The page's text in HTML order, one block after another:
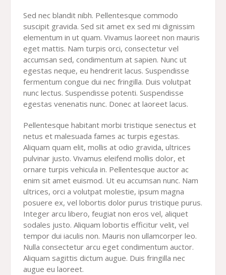
Sed nec blandit nibh. Pellentesque commodo
suscipit gravida. Sed sit amet ex sed mi dignissim
elementum in ut quam. Vivamus laoreet non mauris
eget mattis. Nam turpis orci, consectetur vel
accumsan sed, condimentum at sapien. Nunc ut
egestas neque, eu hendrerit lacus. Suspendisse
fermentum congue dui nec fringilla. Duis volutpat
nunc lectus. Suspendisse potenti. Suspendisse
egestas venenatis nunc. Donec at laoreet lacus.
Pellentesque habitant morbi tristique senectus et
netus et malesuada fames ac turpis egestas.
Aliquam quam elit, mollis at odio gravida, ultrices
pulvinar justo. Vivamus eleifend mollis dolor, et
ornare turpis vehicula in. Pellentesque auctor ac
enim sit amet euismod. Ut eu accumsan nunc. Nam
ultrices, orci a volutpat molestie, ipsum magna
posuere ex, vel lobortis dolor purus tristique purus.
Integer arcu libero, feugiat non eros vel, aliquet
sodales justo. Aliquam lobortis efficitur velit, vel
tempor dui iaculis non. Mauris non ullamcorper leo.
Nulla consectetur arcu eget condimentum auctor.
Aliquam sagittis dictum augue. Duis fringilla nec
augue eu laoreet.